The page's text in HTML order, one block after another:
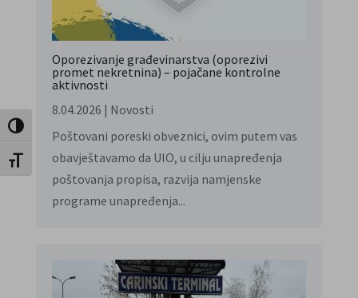
Toggle High Contrast
Toggle Font size
Oporezivanje građevinarstva (oporezivi
promet nekretnina) – pojačane kontrolne
aktivnosti
8.04.2026 | Novosti
Poštovani poreski obveznici, ovim putem vas
obavještavamo da UIO, u cilju unapređenja
poštovanja propisa, razvija namjenske
programe unapređenja...